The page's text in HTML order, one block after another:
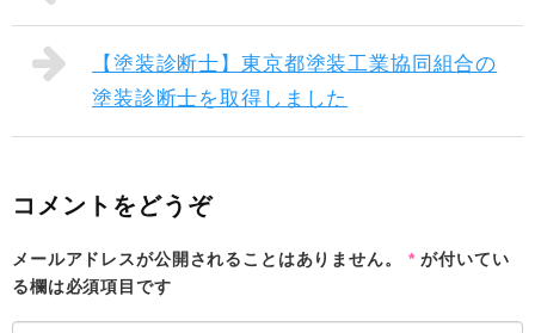
【塗装診断士】東京都塗装工業協同組合の
塗装診断士を取得しました
コメントをどうぞ
メールアドレスが公開されることはありません。 *が付いてい
る欄は必須項目です